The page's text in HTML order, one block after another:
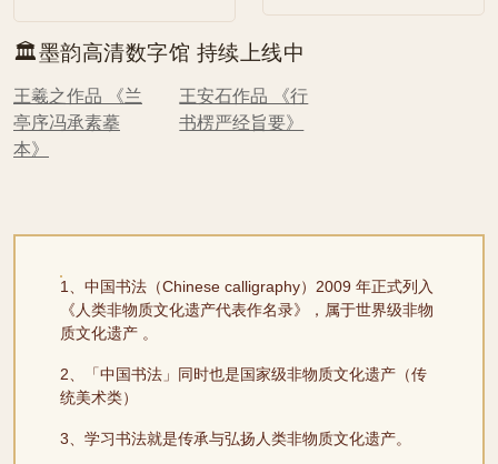
🏛️墨韵高清数字馆 持续上线中
王羲之作品 《兰
亭序冯承素摹
本》
王安石作品 《行
书楞严经旨要》
1、中国书法（Chinese calligraphy）2009 年正式列入
《人类非物质文化遗产代表作名录》，属于世界级非物
质文化遗产 。
2、「中国书法」同时也是国家级非物质文化遗产（传
统美术类）
3、学习书法就是传承与弘扬人类非物质文化遗产。